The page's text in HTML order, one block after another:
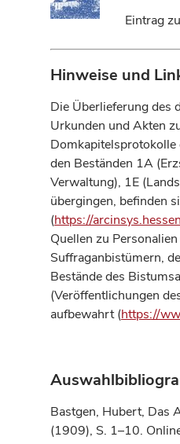
Eintrag
Hinweise und
Die Überlieferung des
Urkunden und Akten
Domkapitelsprotokolle
den Beständen 1A
Verwaltung), 1E
übergingen, befinden
(https://
Quellen zu
Suffraganbistümern,
Bestände des
(Veröffentlichungen
aufbewahrt (https://
Bastgen, Hubert, Das
(1909), S. 1–10.